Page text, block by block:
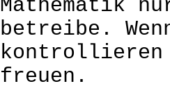
Mathematik
betreibe.
kontrollieren
freuen.